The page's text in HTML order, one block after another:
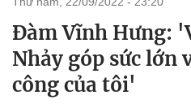
Đàm Vĩnh Hưng:
Nhảy góp sức lớn
công của tôi'